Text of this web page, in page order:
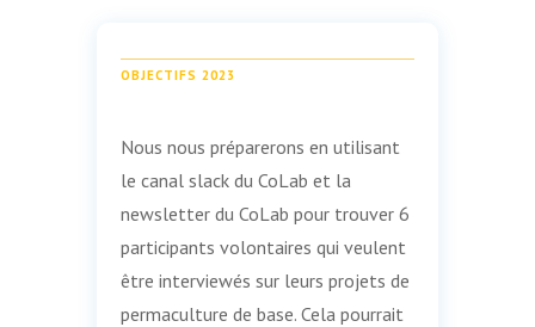
OBJECTIFS 2023
Nous nous préparerons en utilisant
le canal slack du CoLab et la
newsletter du CoLab pour trouver 6
participants volontaires qui veulent
être interviewés sur leurs projets de
permaculture de base. Cela pourrait